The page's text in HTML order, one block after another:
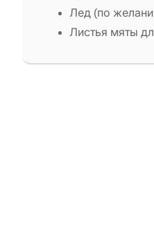
Лед (по
Листья мяты